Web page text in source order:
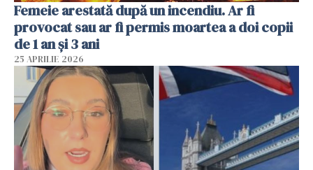
Femeie arestată după un incendiu. Ar fi
provocat sau ar fi permis moartea a doi copii
de 1 an și 3 ani
25 APRILIE 2026